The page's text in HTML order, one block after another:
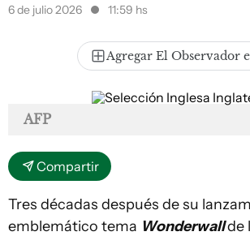
6 de julio 2026 11:59 hs
Agregar El Observador
AFP
Compartir
Tres décadas después de su
emblemático tema Wonderwallde